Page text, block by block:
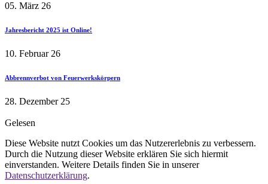
05. März 26
Jahresbericht 2025 ist Online!
10. Februar 26
Abbrennverbot von Feuerwerkskörpern
28. Dezember 25
Gelesen
Diese Website nutzt Cookies um das Nutzererlebnis zu verbessern.
Durch die Nutzung dieser Website erklären Sie sich hiermit
einverstanden. Weitere Details finden Sie in unserer
Datenschutzerklärung.